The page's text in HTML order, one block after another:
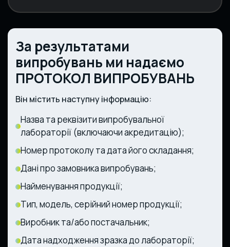
За результатами
випробувань ми надаємо
ПРОТОКОЛ ВИПРОБУВАНЬ
Він містить наступну інформацію:
Назва та реквізити випробувальної
лабораторії (включаючи акредитацію);
Номер протоколу та дата його складання;
Дані про замовника випробувань;
Найменування продукції;
Тип, модель, серійний номер продукції;
Виробник та/або постачальник;
Дата надходження зразка до лабораторії;